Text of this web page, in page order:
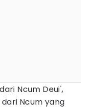
Ncum Deui',
Ncum yang